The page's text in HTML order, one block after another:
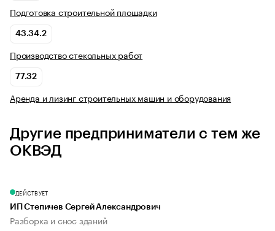
Подготовка строительной площадки
43.34.2
Производство стекольных работ
77.32
Аренда и лизинг строительных машин и оборудования
Другие предприниматели с тем же
ОКВЭД
ДЕЙСТВУЕТ
ИП Степичев Сергей Александрович
Разборка и снос зданий